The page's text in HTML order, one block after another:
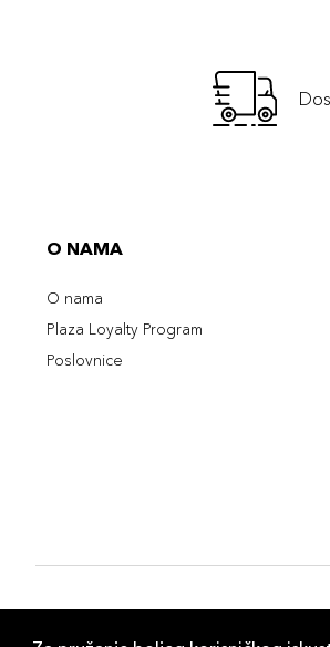
O NAMA
O nama
Plaza Loyalty Program
Poslovnice